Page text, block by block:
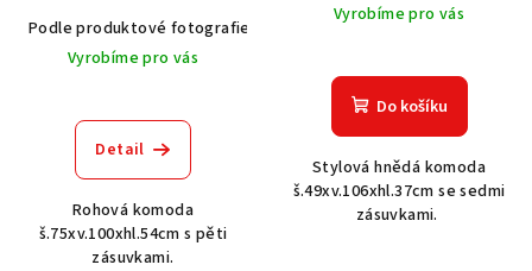
Podle produktové fotografie
Akát vintage BT1551
Vyrobíme pro vás
Detail
Rohová komoda
š.75xv.100xhl.54cm s pěti
zásuvkami.
Vyrobíme pro vás
Do košíku
Stylová hnědá komoda
š.49xv.106xhl.37cm se sedmi
zásuvkami.